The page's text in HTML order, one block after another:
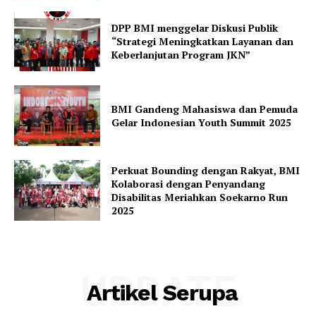
DPP BMI menggelar Diskusi Publik
“Strategi Meningkatkan Layanan dan
Keberlanjutan Program JKN”
BMI Gandeng Mahasiswa dan Pemuda
Gelar Indonesian Youth Summit 2025
Perkuat Bounding dengan Rakyat, BMI
Kolaborasi dengan Penyandang
Disabilitas Meriahkan Soekarno Run
2025
Artikel Serupa
UPDATE